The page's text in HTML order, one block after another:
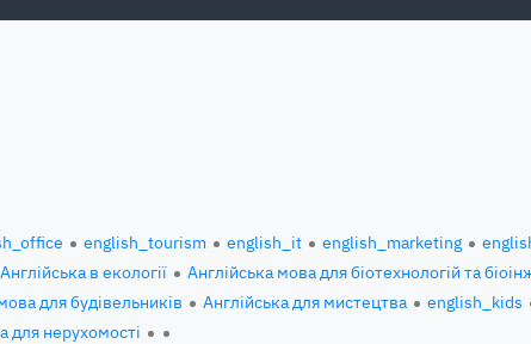
english_tourism english_it english_marketing
Англійська в екології
Англійська мова для біотехнологій та
для будівельників Англійська для мистецтва english_kids
для нерухомості